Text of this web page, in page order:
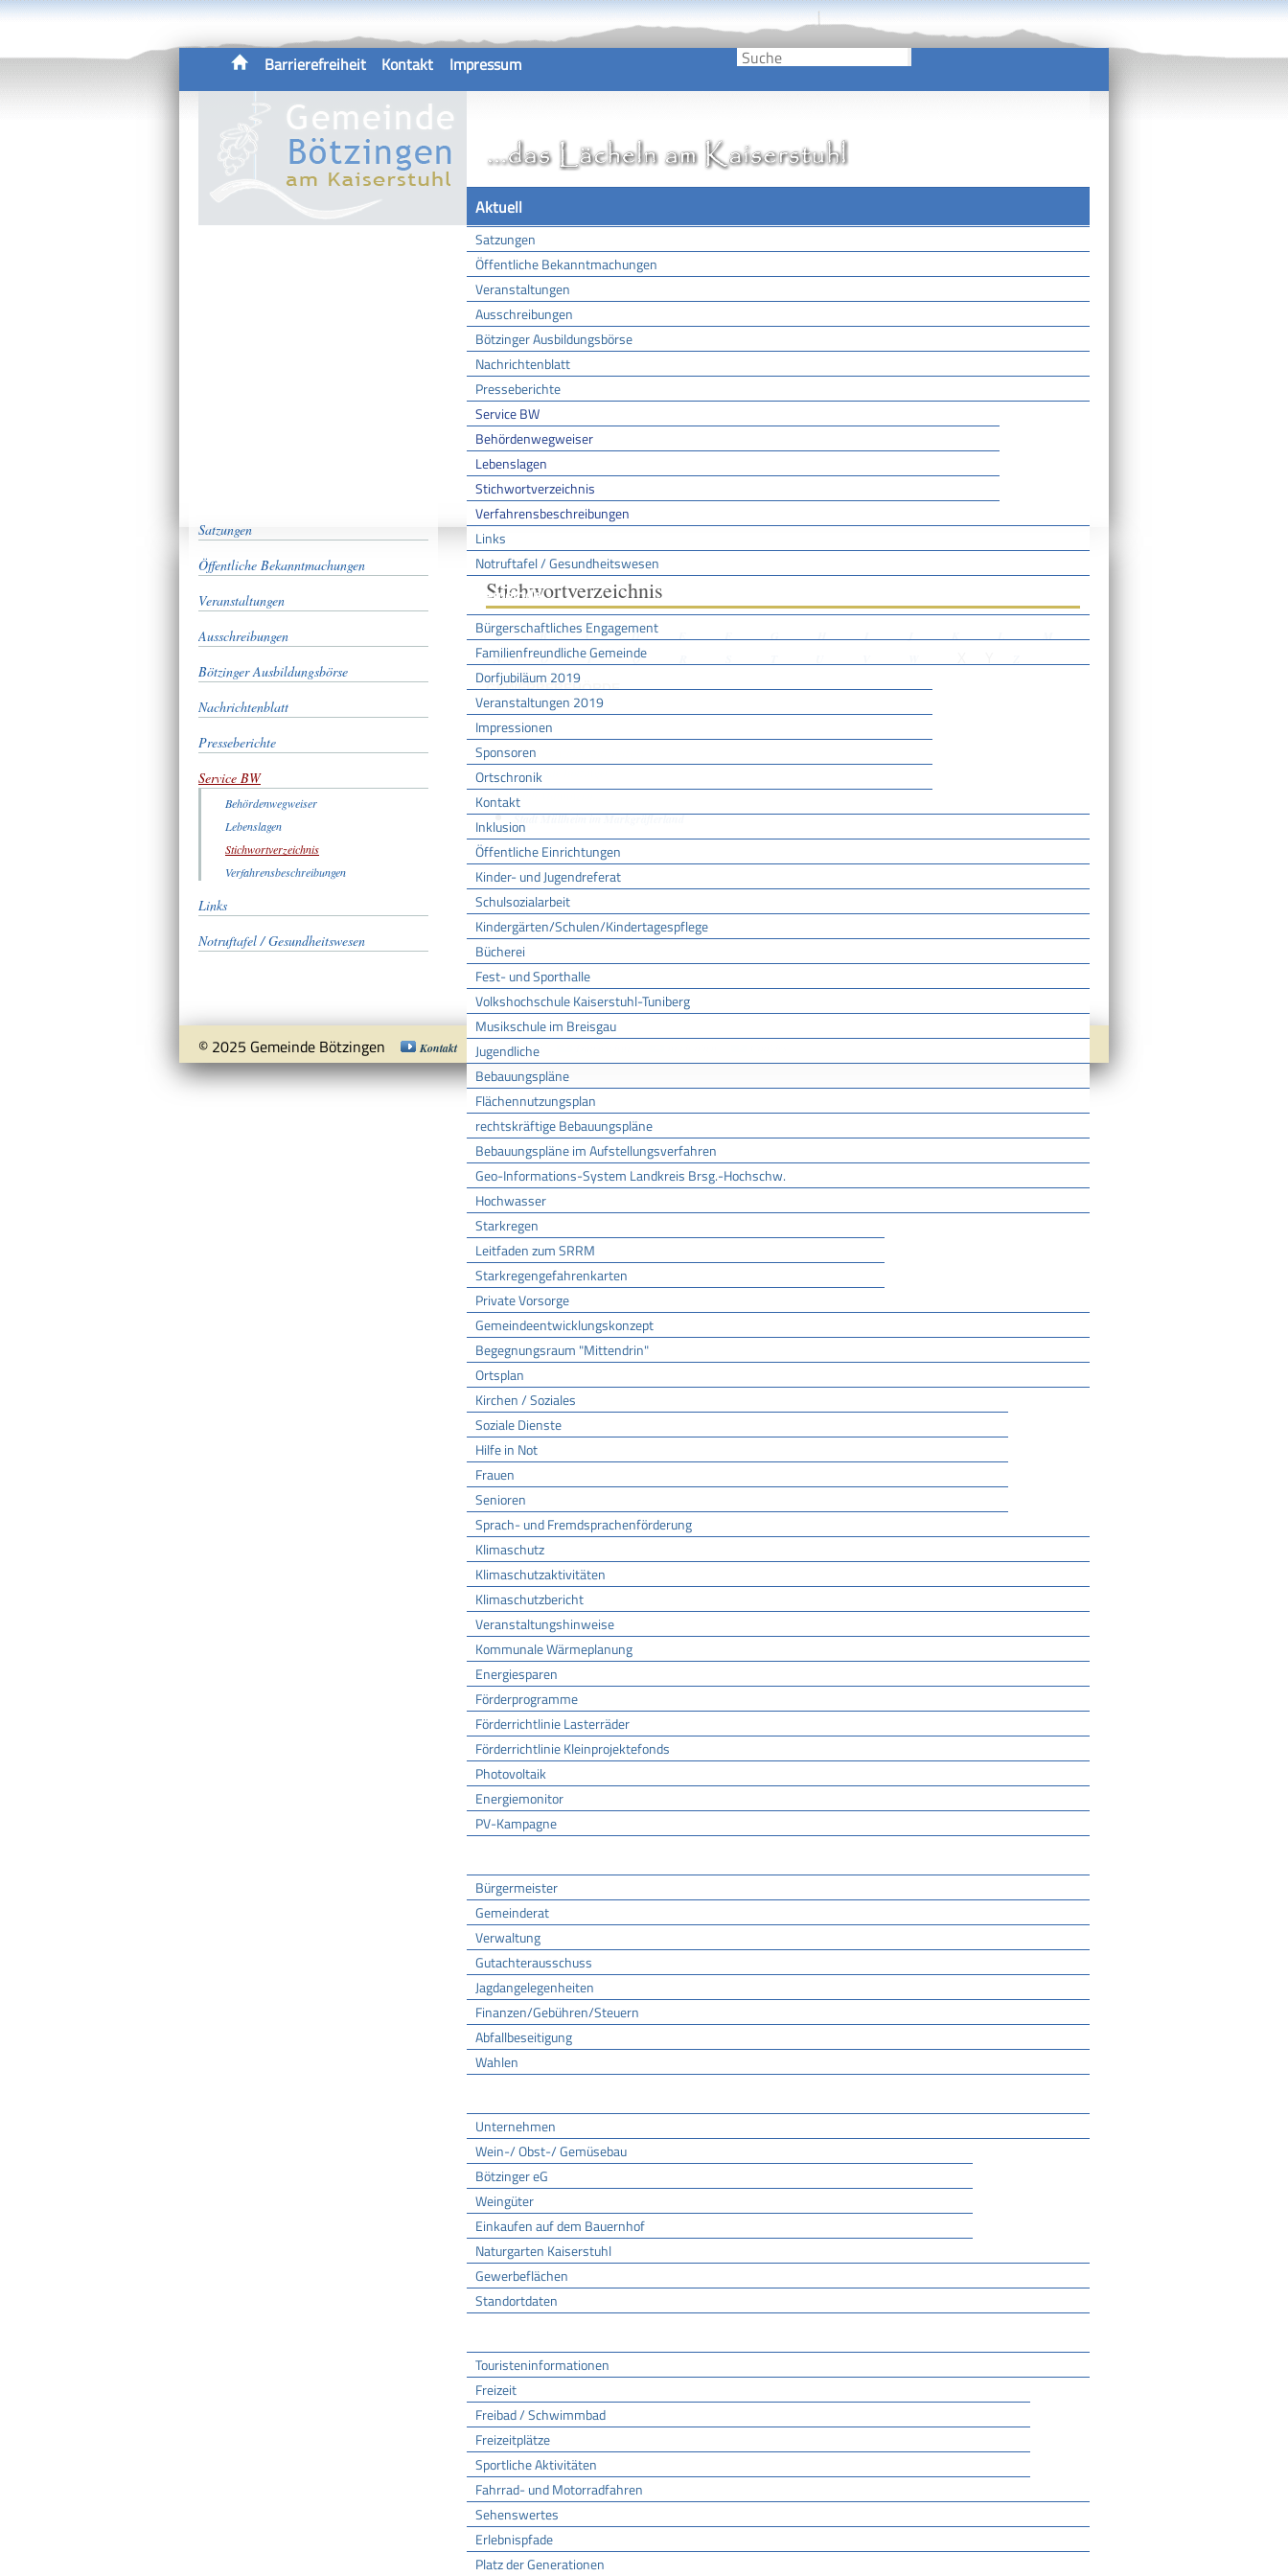
Barrierefreiheit Kontakt Impressum
Aktuell
Satzungen
Öffentliche Bekanntmachungen
Veranstaltungen
Ausschreibungen
Bötzinger Ausbildungsbörse
Nachrichtenblatt
Presseberichte
Service BW
Behördenwegweiser
Lebenslagen
Stichwortverzeichnis
Verfahrensbeschreibungen
Links
Notruftafel / Gesundheitswesen
Gemeinde
Bürgerschaftliches Engagement
Familienfreundliche Gemeinde
Dorfjubiläum 2019
Veranstaltungen 2019
Impressionen
Sponsoren
Ortschronik
Kontakt
Inklusion
Öffentliche Einrichtungen
Kinder- und Jugendreferat
Schulsozialarbeit
Kindergärten/Schulen/Kindertagespflege
Bücherei
Fest- und Sporthalle
Volkshochschule Kaiserstuhl-Tuniberg
Musikschule im Breisgau
Jugendliche
Bebauungspläne
Flächennutzungsplan
rechtskräftige Bebauungspläne
Bebauungspläne im Aufstellungsverfahren
Geo-Informations-System Landkreis Brsg.-Hochschw.
Hochwasser
Starkregen
Leitfaden zum SRRM
Starkregengefahrenkarten
Private Vorsorge
Gemeindeentwicklungskonzept
Begegnungsraum "Mittendrin"
Ortsplan
Kirchen / Soziales
Soziale Dienste
Hilfe in Not
Frauen
Senioren
Sprach- und Fremdsprachenförderung
Klimaschutz
Klimaschutzaktivitäten
Klimaschutzbericht
Veranstaltungshinweise
Kommunale Wärmeplanung
Energiesparen
Förderprogramme
Förderrichtlinie Lasterräder
Förderrichtlinie Kleinprojektefonds
Photovoltaik
Energiemonitor
PV-Kampagne
Bürgermeister
Gemeinderat
Verwaltung
Gutachterausschuss
Jagdangelegenheiten
Finanzen/Gebühren/Steuern
Abfallbeseitigung
Wahlen
Unternehmen
Wein-/ Obst-/ Gemüsebau
Bötzinger eG
Weingüter
Einkaufen auf dem Bauernhof
Naturgarten Kaiserstuhl
Gewerbeflächen
Standortdaten
Touristeninformationen
Freizeit
Freibad / Schwimmbad
Freizeitplätze
Sportliche Aktivitäten
Fahrrad- und Motorradfahren
Sehenswertes
Erlebnispfade
Platz der Generationen
Satzungen
Öffentliche Bekanntmachungen
Veranstaltungen
Ausschreibungen
Bötzinger Ausbildungsbörse
Nachrichtenblatt
Presseberichte
Service BW
Behördenwegweiser
Lebenslagen
Stichwortverzeichnis
Verfahrensbeschreibungen
Links
Notruftafel / Gesundheitswesen
Sie sind hier:Startseite /Aktuell /Service BW /Stichwortverzeichnis
Stichwortverzeichnis
A B C D E F G H I J K L
M
N
O P Q
GEWERBEBEHÖRDE
Organisationseinheiten
Gemeinde Bötzingen
Stadt Mannheim
Stadt Müllheim im Markgräflerland
© 2025 Gemeinde Bötzingen Kontakt Impressum